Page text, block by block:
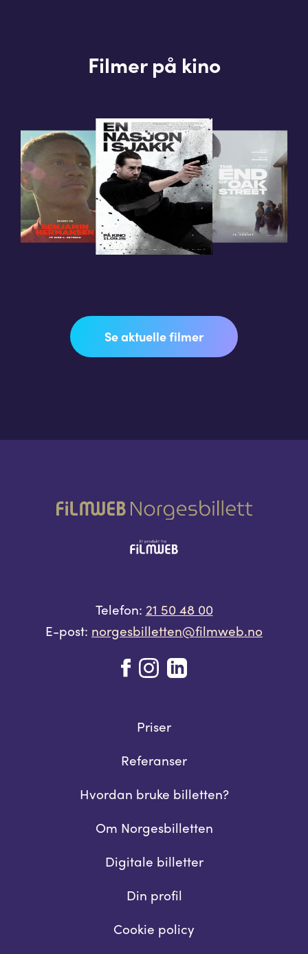
Filmer på kino
Se aktuelle filmer
Telefon: 21 50 48 00
E-post: norgesbilletten@filmweb.no
Priser
Referanser
Hvordan bruke billetten?
Om Norgesbilletten
Digitale billetter
Din profil
Cookie policy